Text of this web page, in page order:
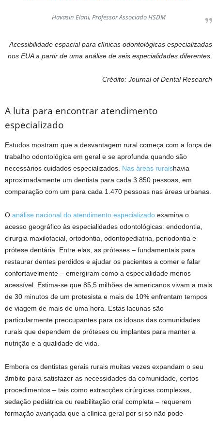
Havasin Elani, Professor Associado HSDM
Acessibilidade espacial para clínicas odontológicas especializadas
nos EUA a partir de uma análise de seis especialidades diferentes.
Crédito: Journal of Dental Research
A luta para encontrar atendimento
especializado
Estudos mostram que a desvantagem rural começa com a força de
trabalho odontológica em geral e se aprofunda quando são
necessários cuidados especializados. Nas áreas ruraishavia
aproximadamente um dentista para cada 3.850 pessoas, em
comparação com um para cada 1.470 pessoas nas áreas urbanas.
O análise nacional do atendimento especializado examina o
acesso geográfico às especialidades odontológicas: endodontia,
cirurgia maxilofacial, ortodontia, odontopediatria, periodontia e
prótese dentária. Entre elas, as próteses – fundamentais para
restaurar dentes perdidos e ajudar os pacientes a comer e falar
confortavelmente – emergiram como a especialidade menos
acessível. Estima-se que 85,5 milhões de americanos vivam a mais
de 30 minutos de um protesista e mais de 10% enfrentam tempos
de viagem de mais de uma hora. Estas lacunas são
particularmente preocupantes para os idosos das comunidades
rurais que dependem de próteses ou implantes para manter a
nutrição e a qualidade de vida.
Embora os dentistas gerais rurais muitas vezes expandam o seu
âmbito para satisfazer as necessidades da comunidade, certos
procedimentos – tais como extracções cirúrgicas complexas,
sedação pediátrica ou reabilitação oral completa – requerem
formação avançada que a clínica geral por si só não pode